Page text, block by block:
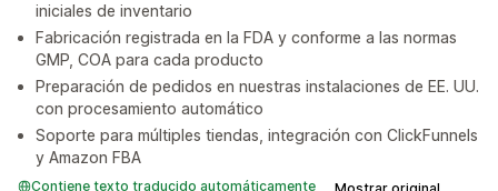
iniciales de inventario
Fabricación registrada en la FDA y conforme a las normas
GMP, COA para cada producto
Preparación de pedidos en nuestras instalaciones de EE. UU.
con procesamiento automático
Soporte para múltiples tiendas, integración con ClickFunnels
y Amazon FBA
Contiene texto traducido automáticamente